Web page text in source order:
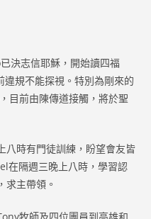
決志信耶穌，開始讀四福
規不能探視。特別為剛來的
目前由陳傳道接觸，將於聖
八時有門徒訓練，盼望會友皆
在隔週三晚上八時，學習認
求主帶領。